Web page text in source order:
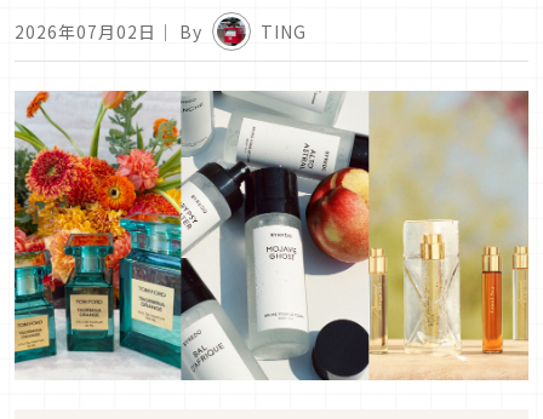
2026年07月02日 ｜ By TING